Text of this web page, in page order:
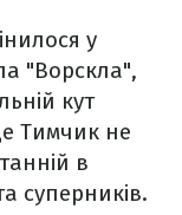
у
"Ворскла",
кут
Тимчик не
в
суперників.